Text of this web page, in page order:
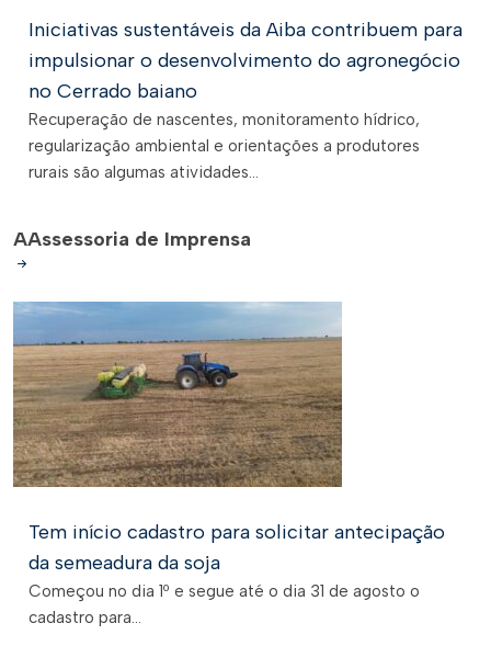
Iniciativas sustentáveis da Aiba contribuem para
impulsionar o desenvolvimento do agronegócio
no Cerrado baiano
Recuperação de nascentes, monitoramento hídrico,
regularização ambiental e orientações a produtores
rurais são algumas atividades...
AAssessoria de Imprensa
Tem início cadastro para solicitar antecipação
da semeadura da soja
Começou no dia 1º e segue até o dia 31 de agosto o
cadastro para...